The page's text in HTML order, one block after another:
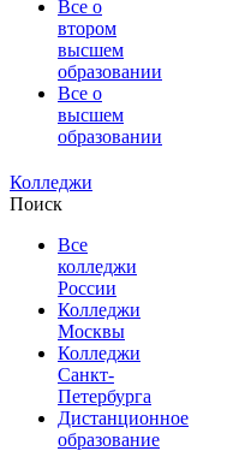
Все о
втором
высшем
образовании
Все о
высшем
образовании
Колледжи
Поиск
Все
колледжи
России
Колледжи
Москвы
Колледжи
Санкт-
Петербурга
Дистанционное
образование